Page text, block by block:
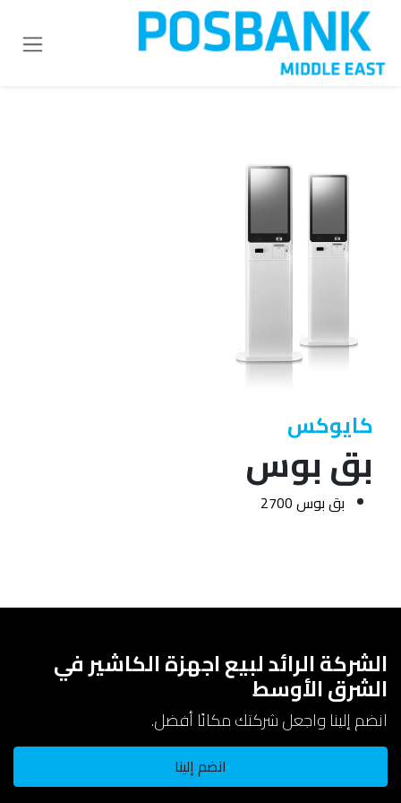
تخطي للذهاب إلى المحتوى
كايوكس
بق بوس
بق بوس 2700
الشركة الرائد لبيع اجهزة الكاشير في
الشرق الأوسط
انضم إلينا واجعل شركتك مكانًا أفضل.
انضم إلينا